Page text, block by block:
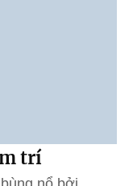
trí